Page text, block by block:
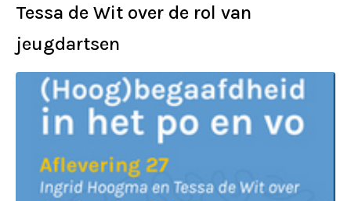
Tessa de Wit over de rol van
jeugdartsen